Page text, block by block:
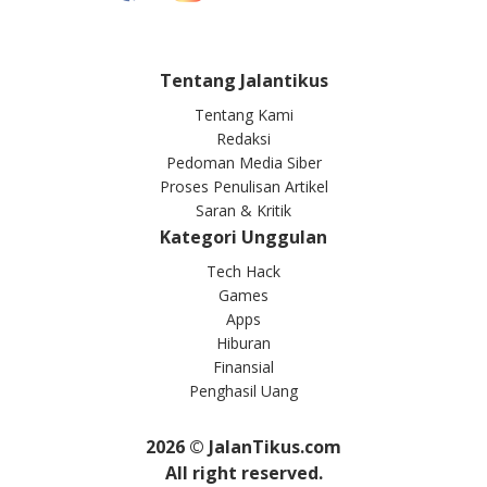
Tentang Jalantikus
Tentang Kami
Redaksi
Pedoman Media Siber
Proses Penulisan Artikel
Saran & Kritik
Kategori Unggulan
Tech Hack
Games
Apps
Hiburan
Finansial
Penghasil Uang
2026 © JalanTikus.com
All right reserved.